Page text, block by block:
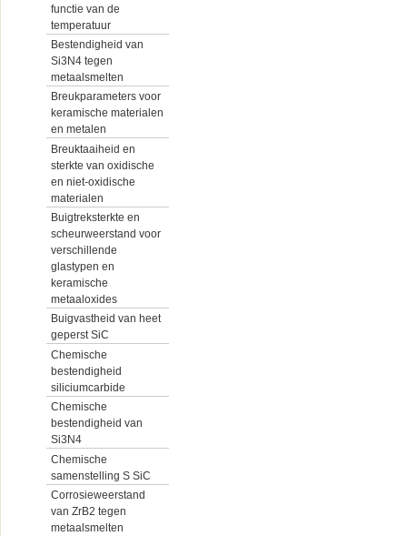
functie van de
temperatuur
Bestendigheid van
Si3N4 tegen
metaalsmelten
Breukparameters voor
keramische materialen
en metalen
Breuktaaiheid en
sterkte van oxidische
en niet-oxidische
materialen
Buigtreksterkte en
scheurweerstand voor
verschillende
glastypen en
keramische
metaaloxides
Buigvastheid van heet
geperst SiC
Chemische
bestendigheid
siliciumcarbide
Chemische
bestendigheid van
Si3N4
Chemische
samenstelling S SiC
Corrosieweerstand
van ZrB2 tegen
metaalsmelten